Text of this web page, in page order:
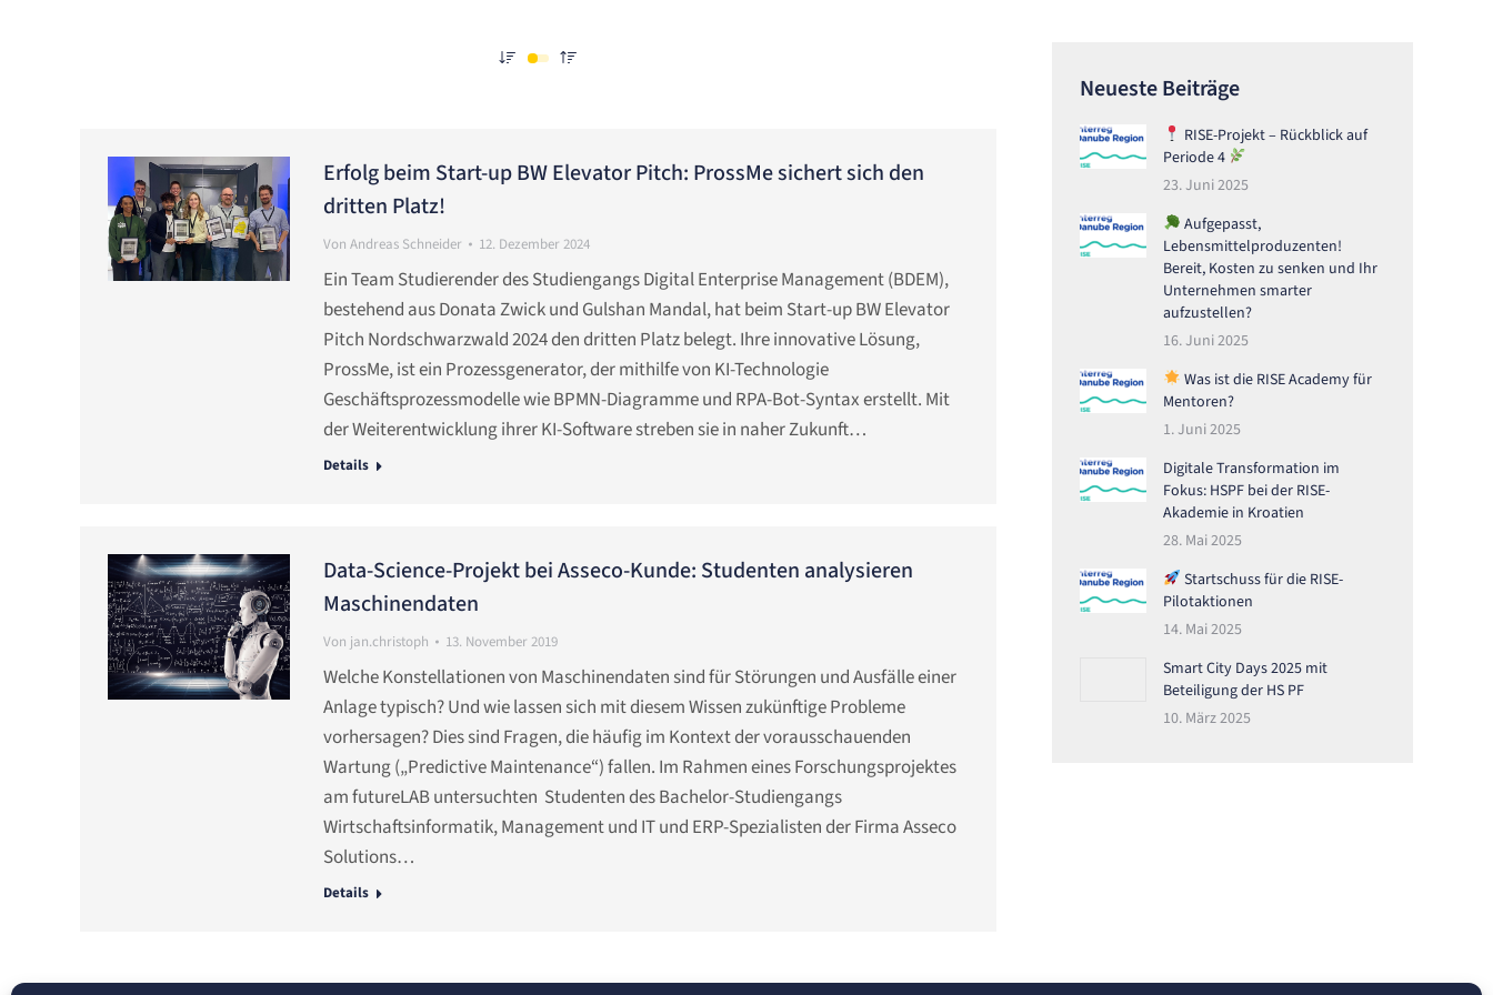
Erfolg beim Start-up BW Elevator Pitch: ProssMe sichert sich den
dritten Platz!
Von Andreas Schneider 12. Dezember 2024
Ein Team Studierender des Studiengangs Digital Enterprise Management (BDEM),
bestehend aus Donata Zwick und Gulshan Mandal, hat beim Start-up BW Elevator
Pitch Nordschwarzwald 2024 den dritten Platz belegt. Ihre innovative Lösung,
ProssMe, ist ein Prozessgenerator, der mithilfe von KI-Technologie
Geschäftsprozessmodelle wie BPMN-Diagramme und RPA-Bot-Syntax erstellt. Mit
der Weiterentwicklung ihrer KI-Software streben sie in naher Zukunft…
Details
Data-Science-Projekt bei Asseco-Kunde: Studenten analysieren
Maschinendaten
Von jan.christoph 13. November 2019
Welche Konstellationen von Maschinendaten sind für Störungen und Ausfälle einer
Anlage typisch? Und wie lassen sich mit diesem Wissen zukünftige Probleme
vorhersagen? Dies sind Fragen, die häufig im Kontext der vorausschauenden
Wartung („Predictive Maintenance“) fallen. Im Rahmen eines Forschungsprojektes
am futureLAB untersuchten Studenten des Bachelor-Studiengangs
Wirtschaftsinformatik, Management und IT und ERP-Spezialisten der Firma Asseco
Solutions…
Details
Neueste Beiträge
RISE-Projekt – Rückblick auf
Periode 4
23. Juni 2025
Aufgepasst,
Lebensmittelproduzenten!
Bereit, Kosten zu senken und Ihr
Unternehmen smarter
aufzustellen?
16. Juni 2025
Was ist die RISE Academy für
Mentoren?
1. Juni 2025
Digitale Transformation im
Fokus: HSPF bei der RISE-
Akademie in Kroatien
28. Mai 2025
Startschuss für die RISE-
Pilotaktionen
14. Mai 2025
Smart City Days 2025 mit
Beteiligung der HS PF
10. März 2025